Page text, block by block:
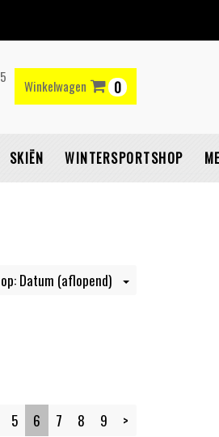
Winkelwagen 0
SKIËN WINTERSPORTSHOP
Datum (aflopend)
5 6 7 8 9 >